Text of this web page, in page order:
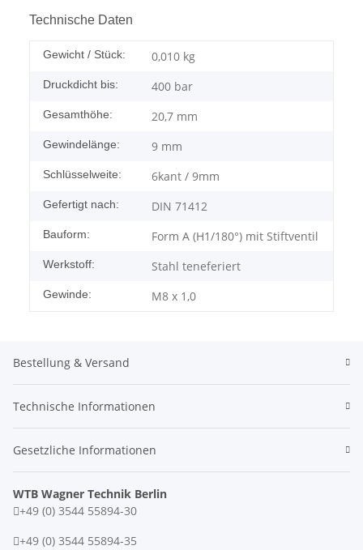
Technische Daten
Gewicht / Stück: 0,010 kg
Druckdicht bis: 400 bar
Gesamthöhe: 20,7 mm
Gewindelänge: 9 mm
Schlüsselweite: 6kant / 9mm
Gefertigt nach: DIN 71412
Bauform: Form A (H1/180°) mit Stiftventil
Werkstoff: Stahl teneferiert
Gewinde: M8 x 1,0
Bestellung & Versand
Technische Informationen
Gesetzliche Informationen
WTB Wagner Technik Berlin
+49 (0) 3544 55894-30
+49 (0) 3544 55894-35